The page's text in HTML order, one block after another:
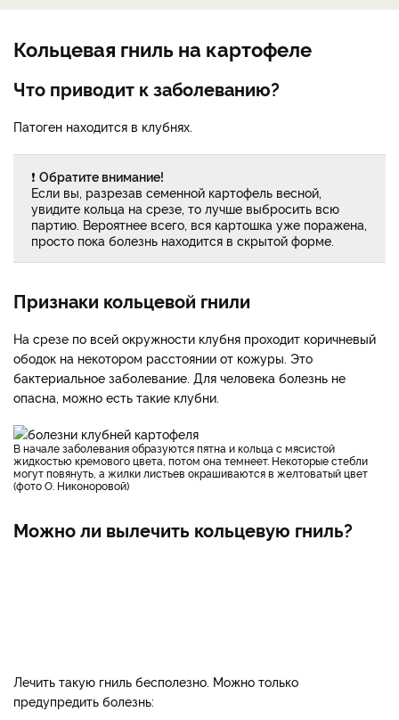
Кольцевая гниль на картофеле
Что приводит к заболеванию?
Патоген находится в клубнях.
❗ Обратите внимание!
Если вы, разрезав семенной картофель весной,
увидите кольца на срезе, то лучше выбросить всю
партию. Вероятнее всего, вся картошка уже поражена,
просто пока болезнь находится в скрытой форме.
Признаки кольцевой гнили
На срезе по всей окружности клубня проходит коричневый
ободок на некотором расстоянии от кожуры. Это
бактериальное заболевание. Для человека болезнь не
опасна, можно есть такие клубни.
В начале заболевания образуются пятна и кольца с мясистой
жидкостью кремового цвета, потом она темнеет. Некоторые стебли
могут повянуть, а жилки листьев окрашиваются в желтоватый цвет
(фото О. Никоноровой)
Можно ли вылечить кольцевую гниль?
Лечить такую гниль бесполезно. Можно только
предупредить болезнь: